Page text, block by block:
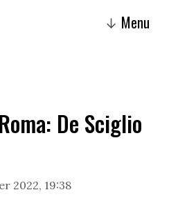
↓ Menu
De Sciglio
2022, 19:38